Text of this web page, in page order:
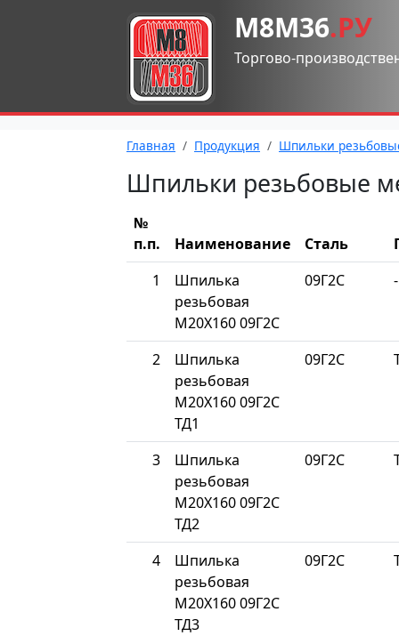
М8М36.РУ
Торгово-
Главная Продукция Шпильки
Шпильки резьбовые
№
п.п.
Наименование Сталь
1
Шпилька
резьбовая
М20Х160 09Г2С
09Г2С -
2
Шпилька
резьбовая
М20Х160 09Г2С
ТД1
09Г2С
3
Шпилька
резьбовая
М20Х160 09Г2С
ТД2
09Г2С
4
Шпилька
резьбовая
М20Х160 09Г2С
ТД3
09Г2С